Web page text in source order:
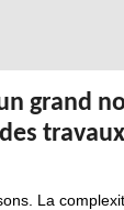
grand
La